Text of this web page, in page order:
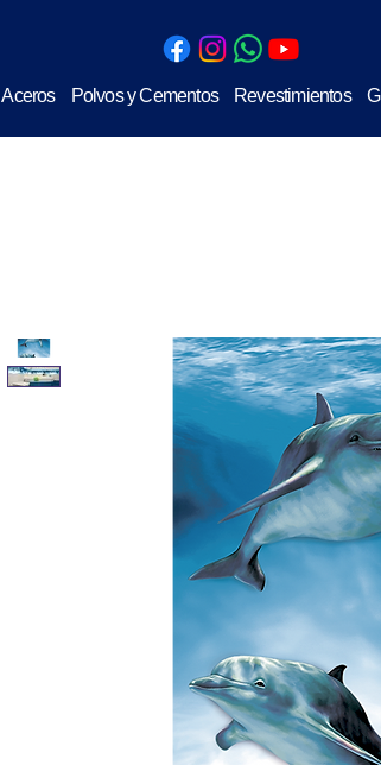
Aceros Polvos y Cementos Revestimientos